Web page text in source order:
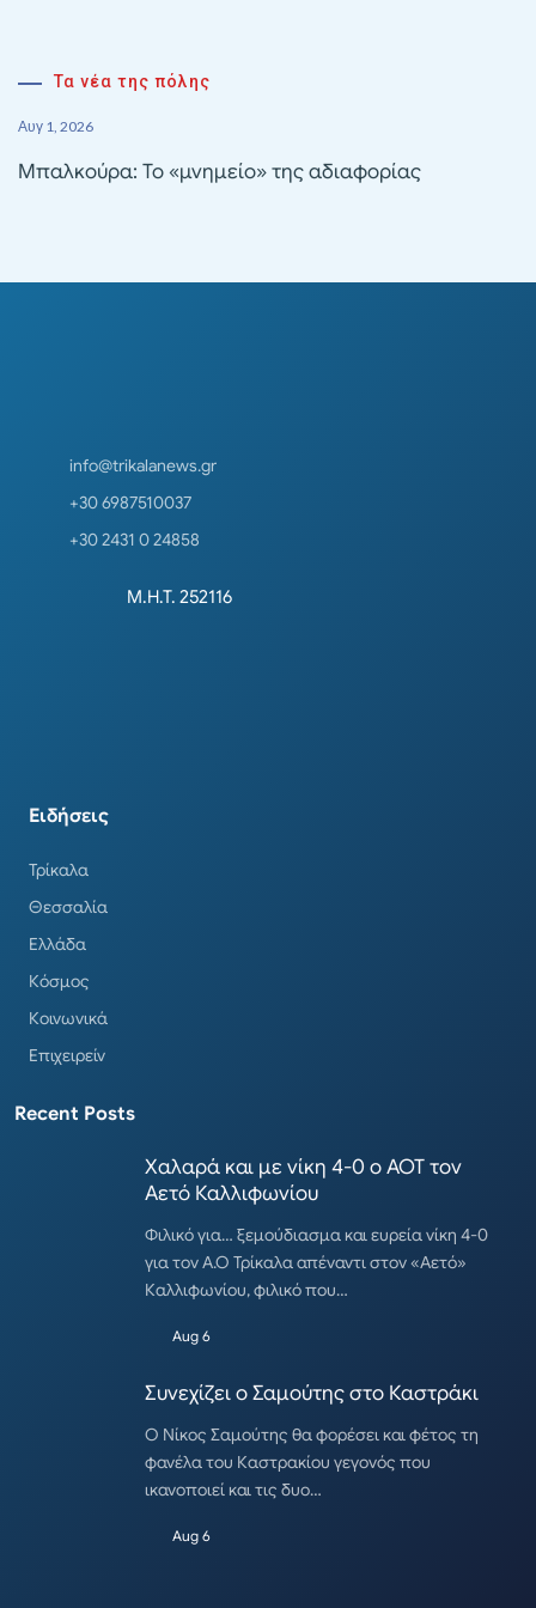
Τα νέα της πόλης
Αυγ 1, 2026
Μπαλκούρα: Το «μνημείο» της αδιαφορίας
info@trikalanews.gr
+30 6987510037
+30 2431 0 24858
Μ.Η.Τ. 252116
Ειδήσεις
Τρίκαλα
Θεσσαλία
Ελλάδα
Κόσμος
Κοινωνικά
Επιχειρείν
Recent Posts
Χαλαρά και με νίκη 4-0 ο ΑΟΤ τον
Αετό Καλλιφωνίου
Φιλικό για… ξεμούδιασμα και ευρεία νίκη 4-0
για τον Α.Ο Τρίκαλα απέναντι στον «Αετό»
Καλλιφωνίου, φιλικό που…
Aug 6
Συνεχίζει ο Σαμούτης στο Καστράκι
Ο Νίκος Σαμούτης θα φορέσει και φέτος τη
φανέλα του Καστρακίου γεγονός που
ικανοποιεί και τις δυο…
Aug 6